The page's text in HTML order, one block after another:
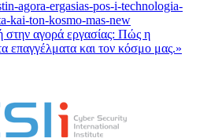
στην αγορά εργασίας: Πώς η
επαγγέλματα και τον κόσμο μας.»